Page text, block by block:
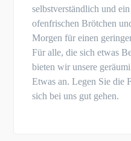
selbstverständlich und
ofenfrischen Brötchen
Morgen für einen
Für alle, die sich etwas
bieten wir unsere
Etwas an. Legen Sie die
sich bei uns gut gehen.